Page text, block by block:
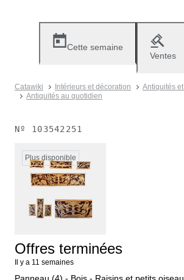
Cette semaine
Ventes
Catawiki Intérieurs et décoration
Antiquités
Antiquités au quotidien
Nº 103542251
Plus disponible
Offres terminées
Il y a 11 semaines